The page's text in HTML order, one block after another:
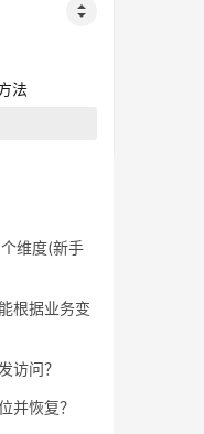
法
维度(新手
根据业务变
访问？
并恢复？